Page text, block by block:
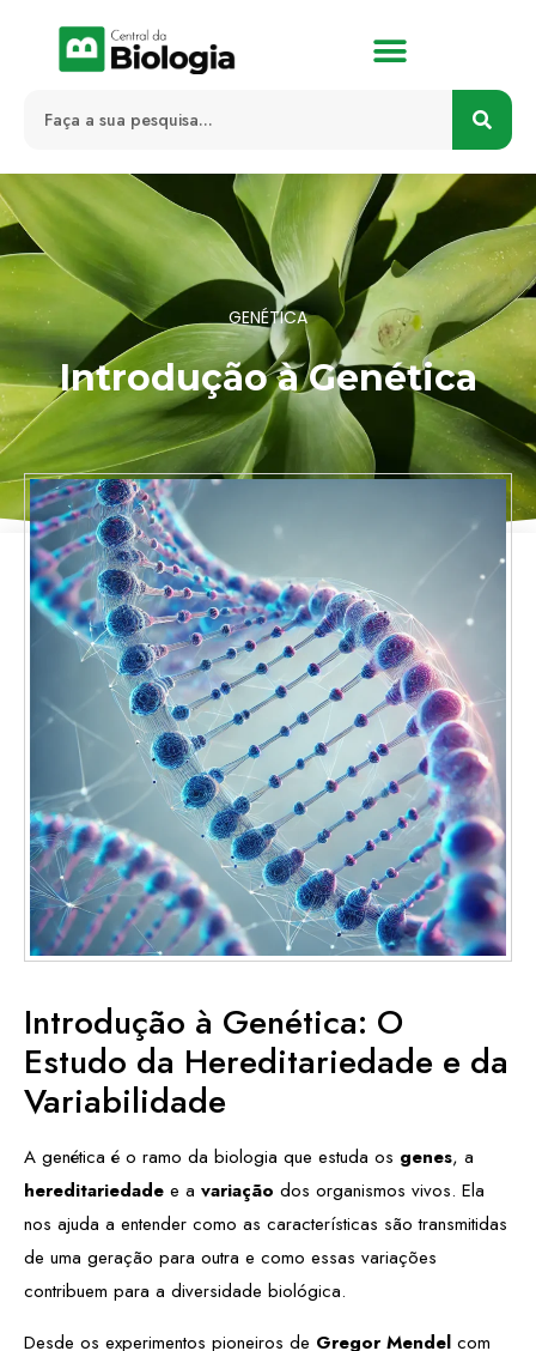
GENÉTICA
Introdução à Genética
Introdução à Genética: O
Estudo da Hereditariedade e da
Variabilidade
A genética é o ramo da biologia que estuda os genes, a
hereditariedade e a variação dos organismos vivos. Ela
nos ajuda a entender como as características são transmitidas
de uma geração para outra e como essas variações
contribuem para a diversidade biológica.
Desde os experimentos pioneiros de Gregor Mendel com